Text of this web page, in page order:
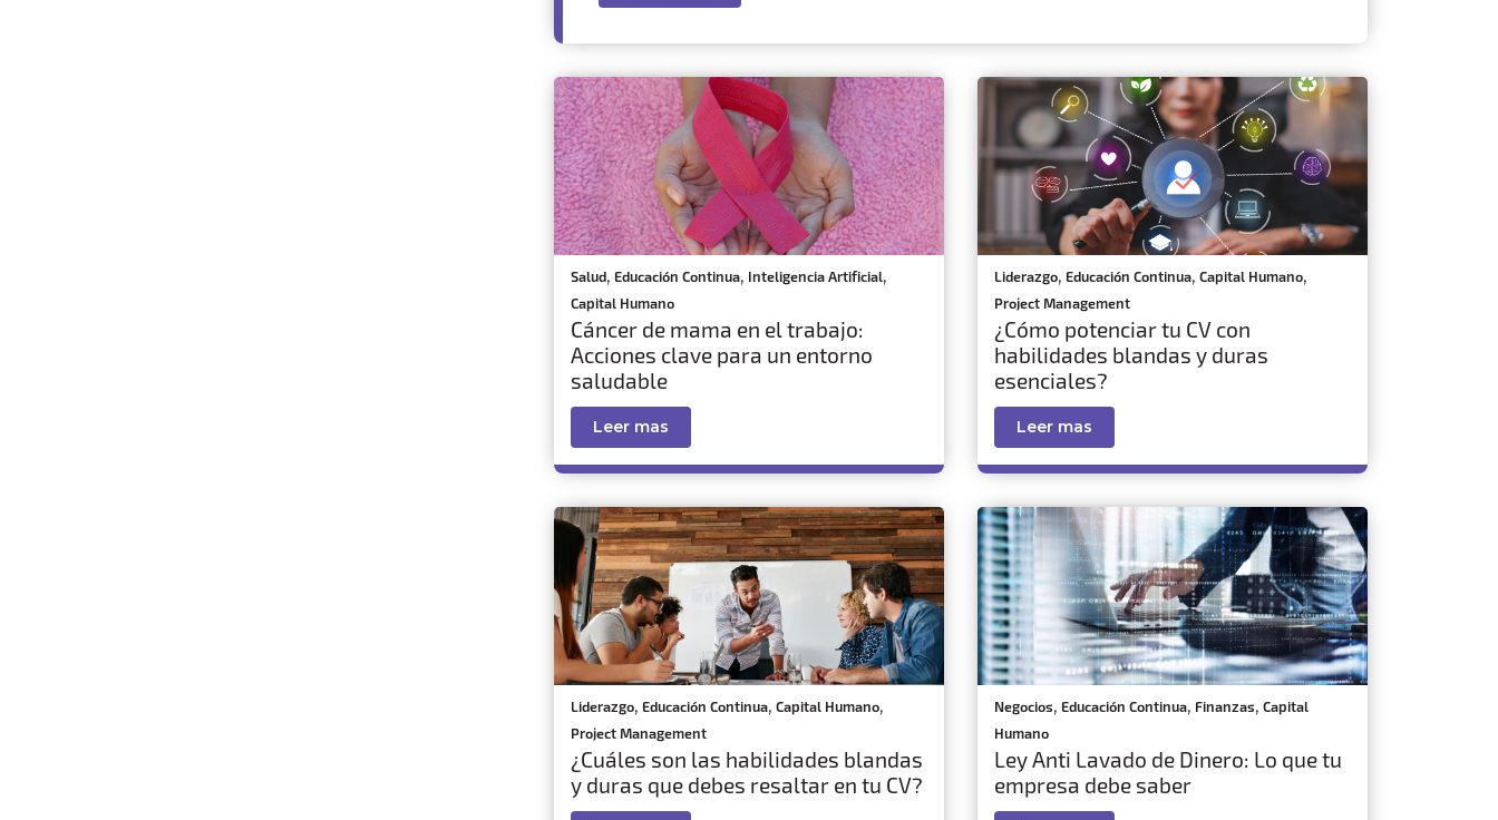
Salud, Educación Continua, Inteligencia Artificial,
Capital Humano
Cáncer de mama en el trabajo:
Acciones clave para un entorno
saludable
Leer mas
Liderazgo, Educación Continua, Capital Humano,
Project Management
¿Cómo potenciar tu CV con
habilidades blandas y duras
esenciales?
Leer mas
Liderazgo, Educación Continua, Capital Humano,
Project Management
¿Cuáles son las habilidades blandas
y duras que debes resaltar en tu CV?
Negocios, Educación Continua, Finanzas, Capital
Humano
Ley Anti Lavado de Dinero: Lo que tu
empresa debe saber